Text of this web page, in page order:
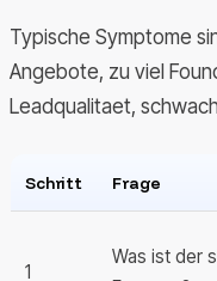
Typische Symptome
Angebote, zu viel
Leadqualitaet,
Schritt Frage
1
Was ist der